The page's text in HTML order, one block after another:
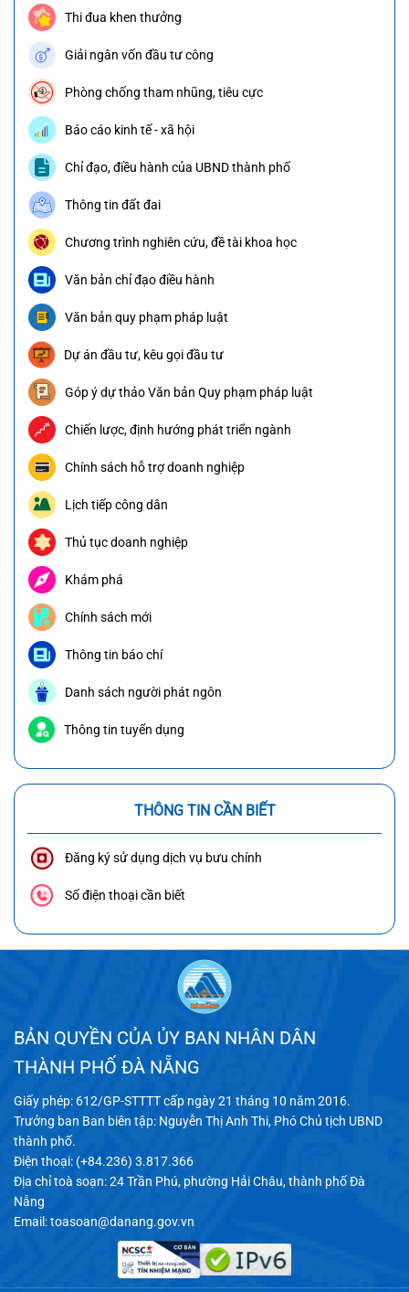
Thi đua khen thưởng
Giải ngân vốn đầu tư công
Phòng chống tham nhũng, tiêu cực
Báo cáo kinh tế - xã hội
Chỉ đạo, điều hành của UBND thành phố
Thông tin đất đai
Chương trình nghiên cứu, đề tài khoa học
Văn bản chỉ đạo điều hành
Văn bản quy phạm pháp luật
Dự án đầu tư, kêu gọi đầu tư
Góp ý dự thảo Văn bản Quy phạm pháp luật
Chiến lược, định hướng phát triển ngành
Chính sách hỗ trợ doanh nghiệp
Lịch tiếp công dân
Thủ tục doanh nghiệp
Khám phá
Chính sách mới
Thông tin báo chí
Danh sách người phát ngôn
Thông tin tuyển dụng
THÔNG TIN CẦN BIẾT
Đăng ký sử dụng dịch vụ bưu chính
Số điện thoại cần biết
BẢN QUYỀN CỦA ỦY BAN NHÂN DÂN
THÀNH PHỐ ĐÀ NẴNG
Giấy phép: 612/GP-STTTT cấp ngày 21 tháng 10 năm 2016.
Trưởng ban Ban biên tập: Nguyễn Thị Anh Thi, Phó Chủ tịch UBND
thành phố.
Điện thoại: (+84.236) 3.817.366
Địa chỉ toà soạn: 24 Trần Phú, phường Hải Châu, thành phố Đà
Nẵng
Email:toasoan@danang.gov.vn